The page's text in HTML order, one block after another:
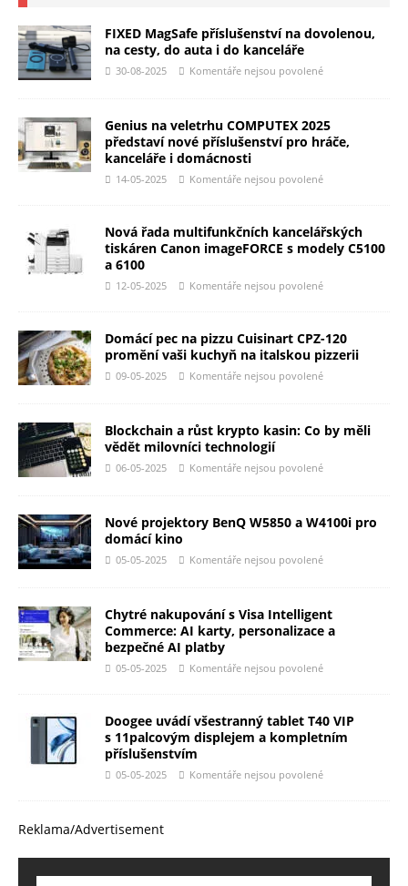
FIXED MagSafe příslušenství na dovolenou,
na cesty, do auta i do kanceláře
30-08-2025 Komentáře nejsou povolené
Genius na veletrhu COMPUTEX 2025
představí nové příslušenství pro hráče,
kanceláře i domácnosti
14-05-2025 Komentáře nejsou povolené
Nová řada multifunkčních kancelářských
tiskáren Canon imageFORCE s modely C5100
a 6100
12-05-2025 Komentáře nejsou povolené
Domácí pec na pizzu Cuisinart CPZ-120
promění vaši kuchyň na italskou pizzerii
09-05-2025 Komentáře nejsou povolené
Blockchain a růst krypto kasin: Co by měli
vědět milovníci technologií
06-05-2025 Komentáře nejsou povolené
Nové projektory BenQ W5850 a W4100i pro
domácí kino
05-05-2025 Komentáře nejsou povolené
Chytré nakupování s Visa Intelligent
Commerce: AI karty, personalizace a
bezpečné AI platby
05-05-2025 Komentáře nejsou povolené
Doogee uvádí všestranný tablet T40 VIP
s 11palcovým displejem a kompletním
příslušenstvím
05-05-2025 Komentáře nejsou povolené
Reklama/Advertisement